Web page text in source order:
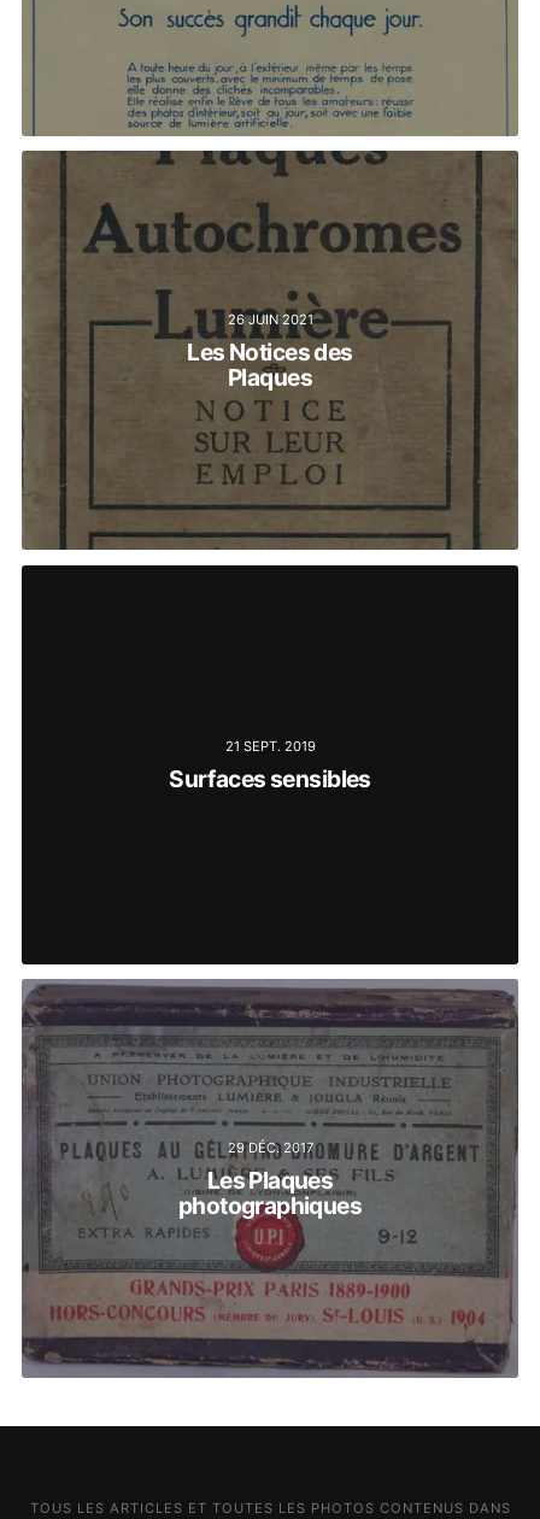
26 JUIN 2021
Les Notices des
Plaques
21 SEPT. 2019
Surfaces sensibles
29 DÉC. 2017
Les Plaques
photographiques
TOUS LES ARTICLES ET TOUTES LES PHOTOS CONTENUS DANS